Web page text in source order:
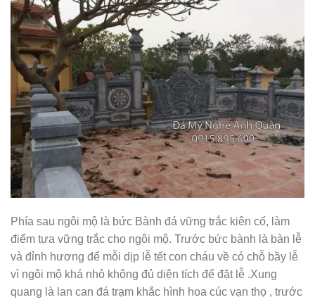
Phía sau ngôi mộ là bức Bành đá vững trắc kiên cố, làm
điểm tựa vững trắc cho ngôi mộ. Trước bức bành là bàn lễ
và đỉnh hương để mỗi dịp lễ tết con cháu về có chỗ bầy lễ
vì ngôi mộ khá nhỏ không đủ diện tích để đặt lễ .Xung
quang là lan can đá trạm khắc hình hoa cúc vạn thọ , trước